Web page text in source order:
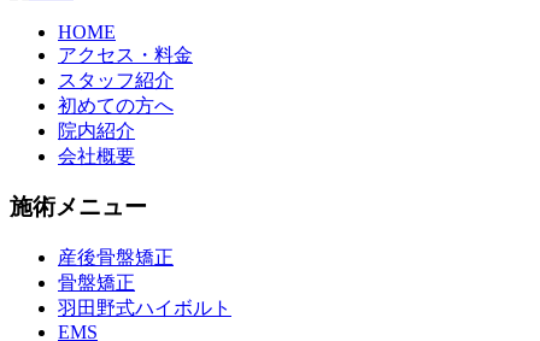
HOME
アクセス・料金
スタッフ紹介
初めての方へ
院内紹介
会社概要
施術メニュー
産後骨盤矯正
骨盤矯正
羽田野式ハイボルト
EMS